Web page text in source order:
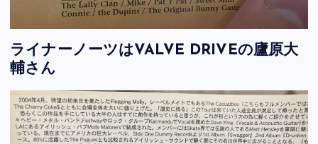
ライナーノーツはVALVE DRIVEの廬原大
輔さん